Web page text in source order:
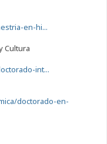
en-hi...
Cultura
int...
doctorado-en-